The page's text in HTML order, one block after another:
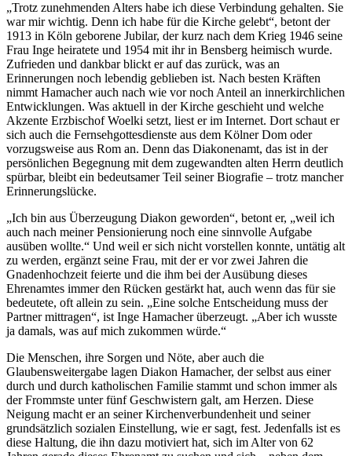
„Trotz zunehmenden Alters habe ich diese Verbindung gehalten. Sie
war mir wichtig. Denn ich habe für die Kirche gelebt“, betont der
1913 in Köln geborene Jubilar, der kurz nach dem Krieg 1946 seine
Frau Inge heiratete und 1954 mit ihr in Bensberg heimisch wurde.
Zufrieden und dankbar blickt er auf das zurück, was an
Erinnerungen noch lebendig geblieben ist. Nach besten Kräften
nimmt Hamacher auch nach wie vor noch Anteil an innerkirchlichen
Entwicklungen. Was aktuell in der Kirche geschieht und welche
Akzente Erzbischof Woelki setzt, liest er im Internet. Dort schaut er
sich auch die Fernsehgottesdienste aus dem Kölner Dom oder
vorzugsweise aus Rom an. Denn das Diakonenamt, das ist in der
persönlichen Begegnung mit dem zugewandten alten Herrn deutlich
spürbar, bleibt ein bedeutsamer Teil seiner Biografie – trotz mancher
Erinnerungslücke.
„Ich bin aus Überzeugung Diakon geworden“, betont er, „weil ich
auch nach meiner Pensionierung noch eine sinnvolle Aufgabe
ausüben wollte.“ Und weil er sich nicht vorstellen konnte, untätig alt
zu werden, ergänzt seine Frau, mit der er vor zwei Jahren die
Gnadenhochzeit feierte und die ihm bei der Ausübung dieses
Ehrenamtes immer den Rücken gestärkt hat, auch wenn das für sie
bedeutete, oft allein zu sein. „Eine solche Entscheidung muss der
Partner mittragen“, ist Inge Hamacher überzeugt. „Aber ich wusste
ja damals, was auf mich zukommen würde.“
Die Menschen, ihre Sorgen und Nöte, aber auch die
Glaubensweitergabe lagen Diakon Hamacher, der selbst aus einer
durch und durch katholischen Familie stammt und schon immer als
der Frommste unter fünf Geschwistern galt, am Herzen. Diese
Neigung macht er an seiner Kirchenverbundenheit und seiner
grundsätzlich sozialen Einstellung, wie er sagt, fest. Jedenfalls ist es
diese Haltung, die ihn dazu motiviert hat, sich im Alter von 62